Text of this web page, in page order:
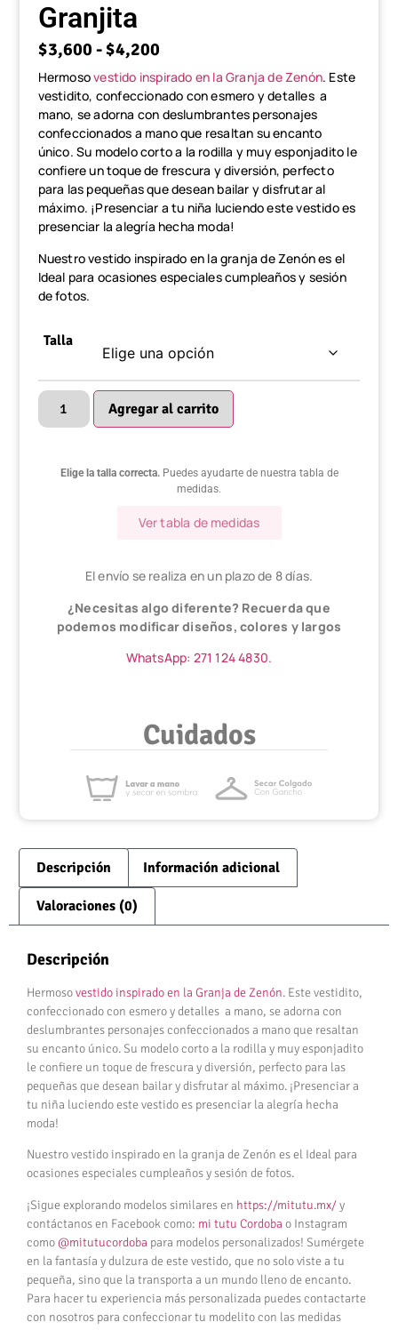
Granjita
$3,600 -$4,200
Hermosovestido inspirado en la Granja de Zenón. Este
vestidito, confeccionado con esmero y detalles a
mano, se adorna con deslumbrantes personajes
confeccionados a mano que resaltan su encanto
único. Su modelo corto a la rodilla y muy esponjadito le
confiere un toque de frescura y diversión, perfecto
para las pequeñas que desean bailar y disfrutar al
máximo. ¡Presenciar a tu niña luciendo este vestido es
presenciar la alegría hecha moda!
Nuestro vestido inspirado en la granja de Zenón es el
Ideal para ocasiones especiales cumpleaños y sesión
de fotos.
Talla
Agregar al carrito
Elige la talla correcta.Puedes ayudarte de nuestra tabla de
medidas.
Ver tabla de medidas
El envío se realiza en un plazo de 8 días.
¿Necesitas algo diferente? Recuerda que
podemos modificar diseños, colores y largos
WhatsApp: 271 124 4830.
Cuidados
Descripción Información adicional
Valoraciones (0)
Descripción
Hermosovestido inspirado en la Granja de Zenón. Este vestidito,
confeccionado con esmero y detalles a mano, se adorna con
deslumbrantes personajes confeccionados a mano que resaltan
su encanto único. Su modelo corto a la rodilla y muy esponjadito
le confiere un toque de frescura y diversión, perfecto para las
pequeñas que desean bailar y disfrutar al máximo. ¡Presenciar a
tu niña luciendo este vestido es presenciar la alegría hecha
moda!
Nuestro vestido inspirado en la granja de Zenón es el Ideal para
ocasiones especiales cumpleaños y sesión de fotos.
¡Sigue explorando modelos similares en https://mitutu.mx/y
contáctanos en Facebook como: mi tutu Cordoba o Instagram
como@mitutucordoba para modelos personalizados! Sumérgete
en la fantasía y dulzura de este vestido, que no solo viste a tu
pequeña, sino que la transporta a un mundo lleno de encanto.
Para hacer tu experiencia más personalizada puedes contactarte
con nosotros para confeccionar tu modelito con las medidas